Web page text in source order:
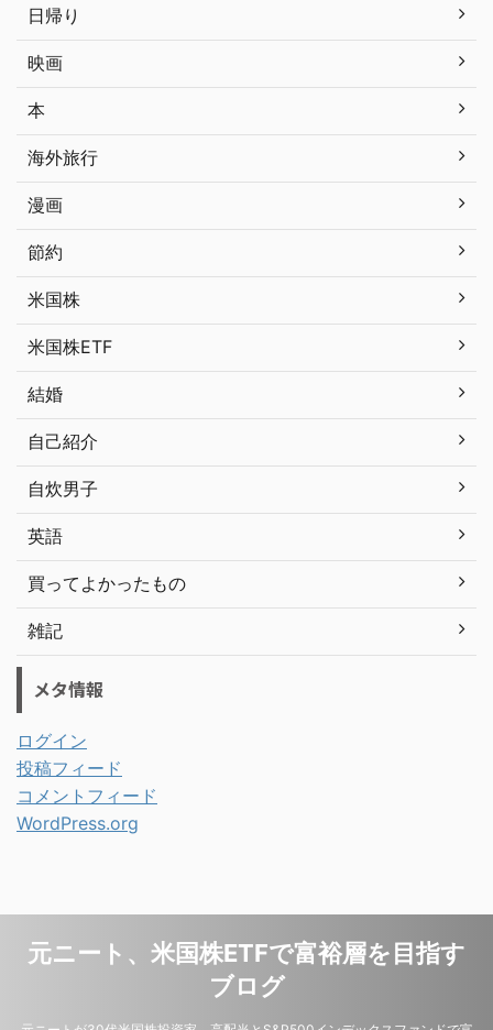
日帰り
映画
本
海外旅行
漫画
節約
米国株
米国株ETF
結婚
自己紹介
自炊男子
英語
買ってよかったもの
雑記
メタ情報
ログイン
投稿フィード
コメントフィード
WordPress.org
元ニート、米国株ETFで富裕層を目指す
ブログ